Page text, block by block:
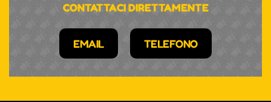
CONTATTACI DIRETTAMENTE
EMAIL TELEFONO